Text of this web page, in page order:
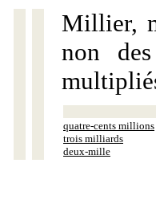
Millier,
non
quatre-cents millions
trois milliards
deux-mille